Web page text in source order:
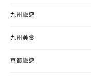
九州旅遊
九州美食
京都旅遊